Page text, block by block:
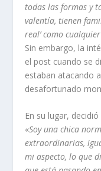
todas las formas y
valentía, tienen
real’ como
Sin embargo, la
el post cuando se
estaban atacando
desafortunado
En su lugar,
«Soy una chica
extraordinarias,
mi aspecto, lo que